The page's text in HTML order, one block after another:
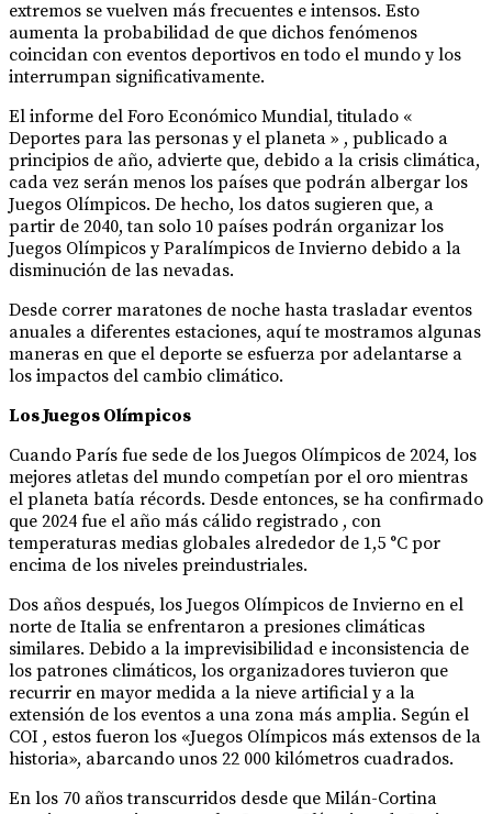
extremos se vuelven más frecuentes e intensos. Esto
aumenta la probabilidad de que dichos fenómenos
coincidan con eventos deportivos en todo el mundo y los
interrumpan significativamente.
El informe del Foro Económico Mundial, titulado «
Deportes para las personas y el planeta » , publicado a
principios de año, advierte que, debido a la crisis climática,
cada vez serán menos los países que podrán albergar los
Juegos Olímpicos. De hecho, los datos sugieren que, a
partir de 2040, tan solo 10 países podrán organizar los
Juegos Olímpicos y Paralímpicos de Invierno debido a la
disminución de las nevadas.
Desde correr maratones de noche hasta trasladar eventos
anuales a diferentes estaciones, aquí te mostramos algunas
maneras en que el deporte se esfuerza por adelantarse a
los impactos del cambio climático.
Los Juegos Olímpicos
Cuando París fue sede de los Juegos Olímpicos de 2024, los
mejores atletas del mundo competían por el oro mientras
el planeta batía récords. Desde entonces, se ha confirmado
que 2024 fue el año más cálido registrado , con
temperaturas medias globales alrededor de 1,5 °C por
encima de los niveles preindustriales.
Dos años después, los Juegos Olímpicos de Invierno en el
norte de Italia se enfrentaron a presiones climáticas
similares. Debido a la imprevisibilidad e inconsistencia de
los patrones climáticos, los organizadores tuvieron que
recurrir en mayor medida a la nieve artificial y a la
extensión de los eventos a una zona más amplia. Según el
COI , estos fueron los «Juegos Olímpicos más extensos de la
historia», abarcando unos 22 000 kilómetros cuadrados.
En los 70 años transcurridos desde que Milán-Cortina